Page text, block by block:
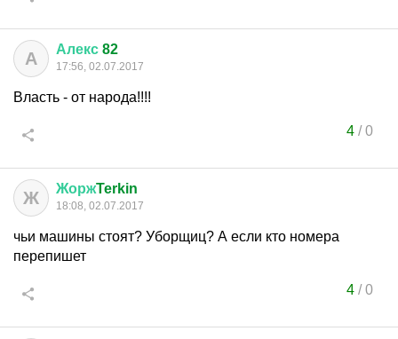
А Алекс 82
17:56, 02.07.2017
Власть - от народа!!!!
4/0
Ж ЖоржTerkin
18:08, 02.07.2017
чьи машины стоят? Уборщиц? А если кто номера
перепишет
4/0